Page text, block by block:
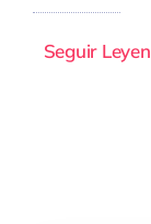
Seguir